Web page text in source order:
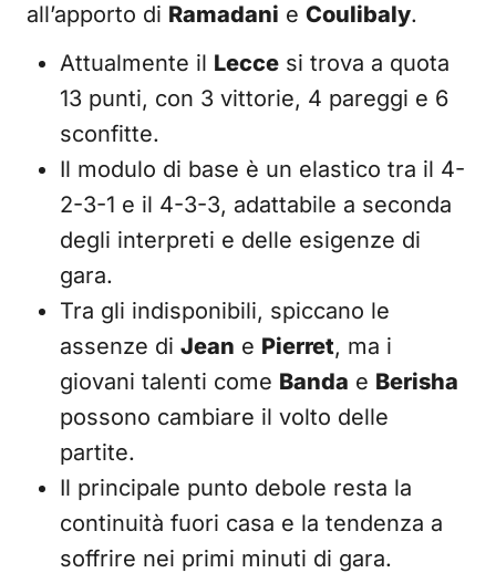
all’apporto di Ramadani e Coulibaly.
Attualmente il Lecce si trova a quota
13 punti, con 3 vittorie, 4 pareggi e 6
sconfitte.
Il modulo di base è un elastico tra il 4-
2-3-1 e il 4-3-3, adattabile a seconda
degli interpreti e delle esigenze di
gara.
Tra gli indisponibili, spiccano le
assenze di Jean e Pierret, ma i
giovani talenti come Banda e Berisha
possono cambiare il volto delle
partite.
Il principale punto debole resta la
continuità fuori casa e la tendenza a
soffrire nei primi minuti di gara.